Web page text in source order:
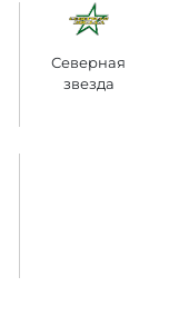
Северная
звезда